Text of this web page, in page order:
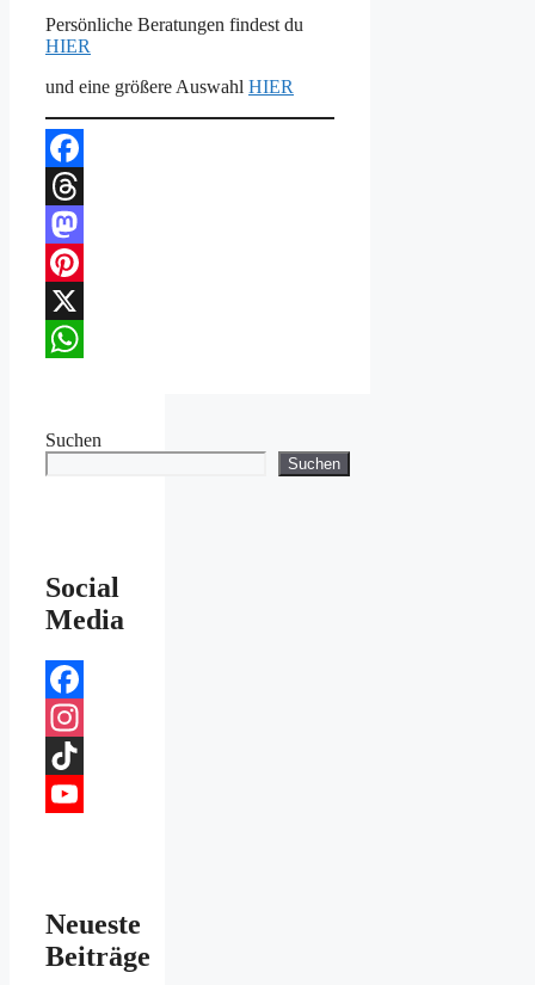
Persönliche Beratungen findest du
HIER
und eine größere Auswahl HIER
Facebook
Threads
Mastodon
Pinterest
X
Suchen
Suchen
Social
Media
Facebook
Instagram
TikTok
Neueste
Beiträge